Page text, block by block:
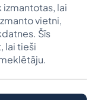
izmantotas, lai
vietni,
Šīs
lai tieši